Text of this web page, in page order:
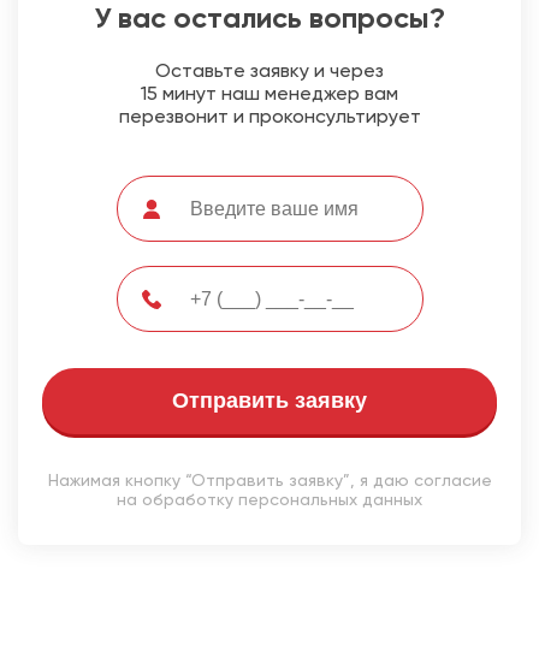
У вас остались вопросы?
Оставьте заявку и через
15 минут наш менеджер вам
перезвонит и проконсультирует
Отправить заявку
Нажимая кнопку “Отправить заявку”, я даю согласие
на обработку персональных данных